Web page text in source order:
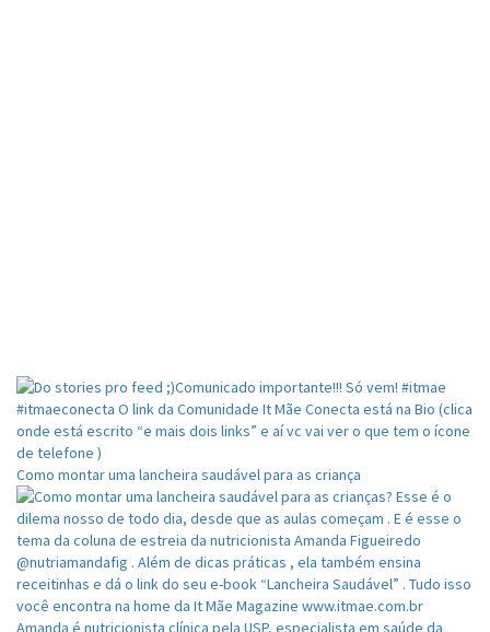
Como montar uma lancheira saudável para as criança